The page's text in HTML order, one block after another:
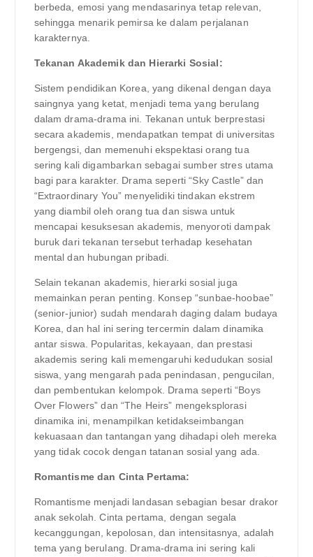
berbeda, emosi yang mendasarinya tetap relevan,
sehingga menarik pemirsa ke dalam perjalanan
karakternya.
Tekanan Akademik dan Hierarki Sosial:
Sistem pendidikan Korea, yang dikenal dengan daya
saingnya yang ketat, menjadi tema yang berulang
dalam drama-drama ini. Tekanan untuk berprestasi
secara akademis, mendapatkan tempat di universitas
bergengsi, dan memenuhi ekspektasi orang tua
sering kali digambarkan sebagai sumber stres utama
bagi para karakter. Drama seperti “Sky Castle” dan
“Extraordinary You” menyelidiki tindakan ekstrem
yang diambil oleh orang tua dan siswa untuk
mencapai kesuksesan akademis, menyoroti dampak
buruk dari tekanan tersebut terhadap kesehatan
mental dan hubungan pribadi.
Selain tekanan akademis, hierarki sosial juga
memainkan peran penting. Konsep “sunbae-hoobae”
(senior-junior) sudah mendarah daging dalam budaya
Korea, dan hal ini sering tercermin dalam dinamika
antar siswa. Popularitas, kekayaan, dan prestasi
akademis sering kali memengaruhi kedudukan sosial
siswa, yang mengarah pada penindasan, pengucilan,
dan pembentukan kelompok. Drama seperti “Boys
Over Flowers” dan “The Heirs” mengeksplorasi
dinamika ini, menampilkan ketidakseimbangan
kekuasaan dan tantangan yang dihadapi oleh mereka
yang tidak cocok dengan tatanan sosial yang ada.
Romantisme dan Cinta Pertama:
Romantisme menjadi landasan sebagian besar drakor
anak sekolah. Cinta pertama, dengan segala
kecanggungan, kepolosan, dan intensitasnya, adalah
tema yang berulang. Drama-drama ini sering kali